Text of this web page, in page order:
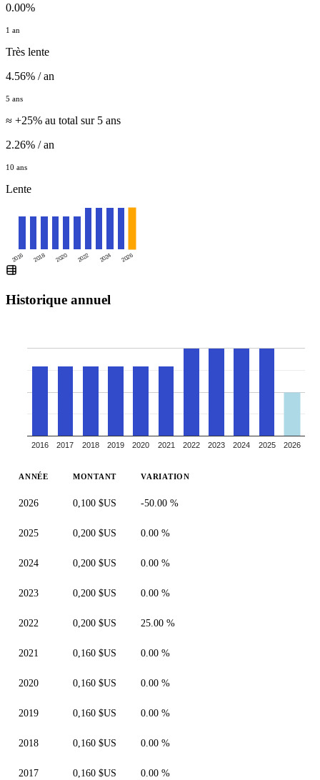
0.00%
1 an
Très lente
4.56% / an
5 ans
≈ +25% au total sur 5 ans
2.26% / an
10 ans
Lente
2016 2018 2020 2022 2024 2026
Historique annuel
2016 2017 2018 2019 2020 2021 2022 2023 2024 2025 2026
ANNÉE MONTANT VARIATION
2026 0,100 $US -50.00 %
2025 0,200 $US 0.00 %
2024 0,200 $US 0.00 %
2023 0,200 $US 0.00 %
2022 0,200 $US 25.00 %
2021 0,160 $US 0.00 %
2020 0,160 $US 0.00 %
2019 0,160 $US 0.00 %
2018 0,160 $US 0.00 %
2017 0,160 $US 0.00 %